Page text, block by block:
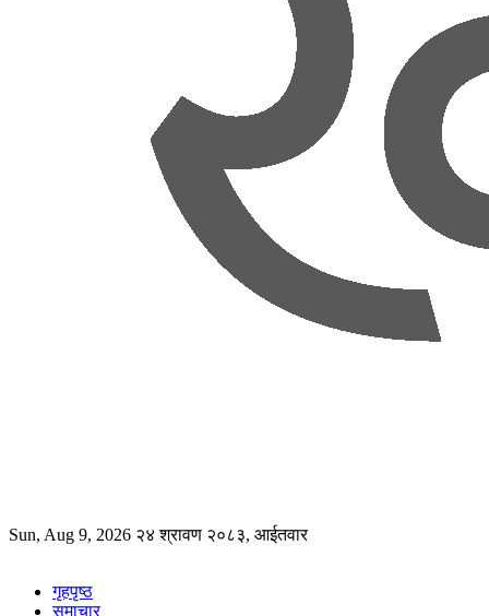
Sun, Aug 9, 2026 २४ श्रावण २०८३, आईतवार
गृहपृष्ठ
समाचार